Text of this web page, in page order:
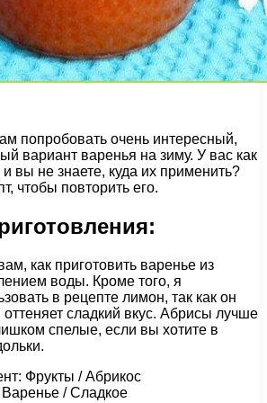
попробовать очень интересный,
вариант варенья на зиму. У вас как
вы не знаете, куда их применить?
чтобы повторить его.
как приготовить варенье из
воды. Кроме того, я
в рецепте лимон, так как он
сладкий вкус. Абрисы лучше
спелые, если вы хотите в
Фрукты / Абрикос
/ Сладкое